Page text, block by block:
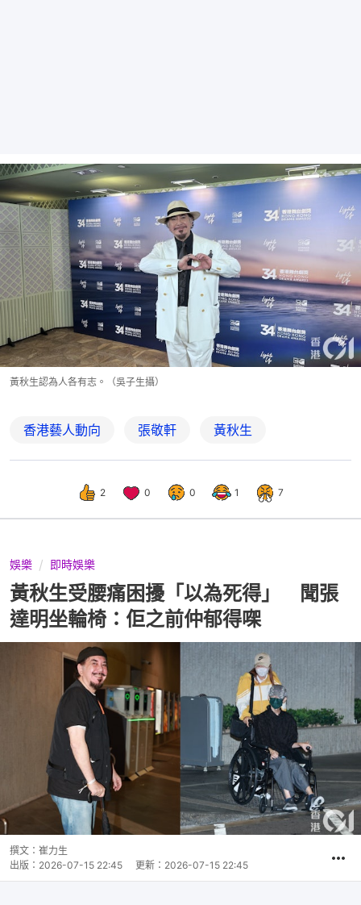
黃秋生認為人各有志。（吳子生攝）
香港藝人動向 張敬軒 黃秋生
2 0 0 1 7
娛樂 即時娛樂
黃秋生受腰痛困擾「以為死得」 聞張
達明坐輪椅：佢之前仲郁得㗎
撰文： 崔力生
出版： 2026-07-15 22:45 更新： 2026-07-15 22:45